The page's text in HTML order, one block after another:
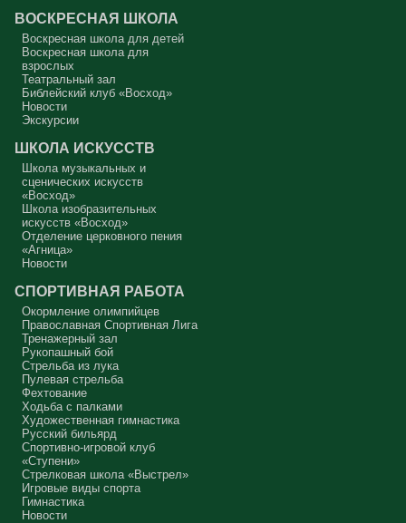
Сегодняшняя притча очень трудная. В ней хочется увидеть кого-то
другого, но не себя.
Вот с этим предлагается войти в сплошную неделю. Ещё раз:
сплошная неделя прошла, потом две мясопустные, третья –
Масленица, прощённое воскресенье. С чем я приду?
В нас должно быть внимание к тому, что время воздержания – это
дни для приготовления не только к Пасхе, а к Небесному Царству!
Это цель жизни. Я об этом забыл, я туда хочу, но я забыл. И я
сначала увидеть в себе этого урода, а потом начать с ним борьбу.
Аминь.
Протоиерей Андрей Алексеев
ВОСКРЕСНАЯ ШКОЛА
Воскресная школа для детей
Воскресная школа для
взрослых
Театральный зал
Библейский клуб «Восход»
Новости
Экскурсии
ШКОЛА ИСКУССТВ
Школа музыкальных и
сценических искусств
«Восход»
Школа изобразительных
искусств «Восход»
Отделение церковного пения
«Агница»
Новости
СПОРТИВНАЯ РАБОТА
Окормление олимпийцев
Православная Спортивная Лига
Тренажерный зал
Рукопашный бой
Стрельба из лука
Пулевая стрельба
Фехтование
Ходьба с палками
Художественная гимнастика
Русский бильярд
Спортивно-игровой клуб
«Ступени»
Стрелковая школа «Выстрел»
Игровые виды спорта
Гимнастика
Новости